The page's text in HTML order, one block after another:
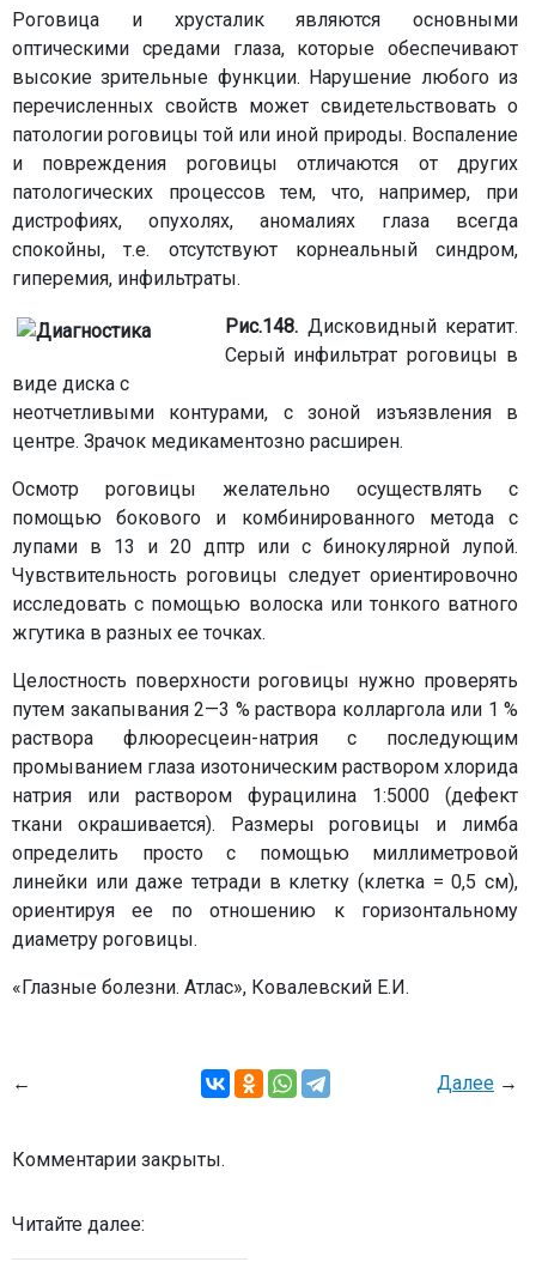
Роговица и хрусталик являются основными
оптическими средами глаза, которые обеспечивают
высокие зрительные функции. Нарушение любого из
перечисленных свойств может свидетельствовать о
патологии роговицы той или иной природы. Воспаление
и повреждения роговицы отличаются от других
патологических процессов тем, что, например, при
дистрофиях, опухолях, аномалиях глаза всегда
спокойны, т.е. отсутствуют корнеальный синдром,
гиперемия, инфильтраты.
Рис.148. Дисковидный кератит.
Серый инфильтрат роговицы в
виде диска с
неотчетливыми контурами, с зоной изъязвления в
центре. Зрачок медикаментозно расширен.
Осмотр роговицы желательно осуществлять с
помощью бокового и комбинированного метода с
лупами в 13 и 20 дптр или с бинокулярной лупой.
Чувствительность роговицы следует ориентировочно
исследовать с помощью волоска или тонкого ватного
жгутика в разных ее точках.
Целостность поверхности роговицы нужно проверять
путем закапывания 2—3 % раствора колларгола или 1 %
раствора флюоресцеин-натрия с последующим
промыванием глаза изотоническим раствором хлорида
натрия или раствором фурацилина 1:5000 (дефект
ткани окрашивается). Размеры роговицы и лимба
определить просто с помощью миллиметровой
линейки или даже тетради в клетку (клетка = 0,5 см),
ориентируя ее по отношению к горизонтальному
диаметру роговицы.
«Глазные болезни. Атлас», Ковалевский Е.И.
← Далее →
Комментарии закрыты.
Читайте далее: